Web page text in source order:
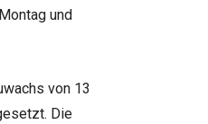
und
von 13
Die